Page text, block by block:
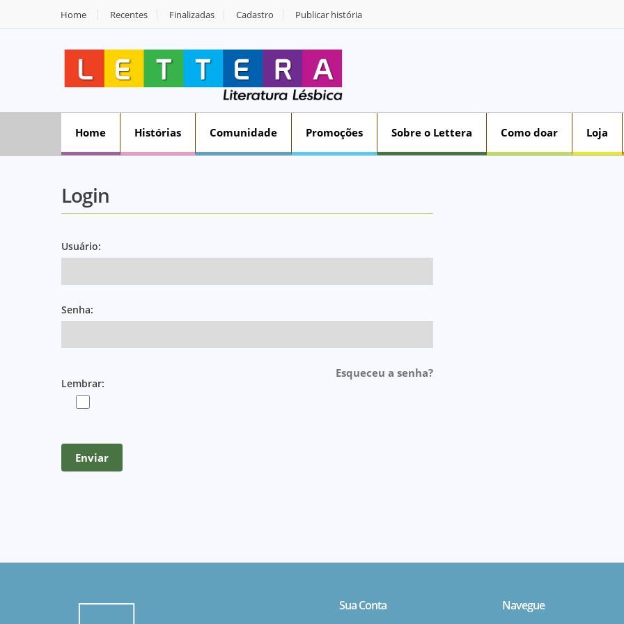
Home Recentes Finalizadas Cadastro Publicar história
Home Histórias Comunidade Promoções Sobre o Lettera Como doar Loja
Login
Usuário:
Senha:
Lembrar:
Esqueceu a senha?
Sua Conta Navegue